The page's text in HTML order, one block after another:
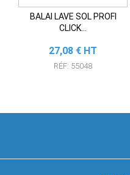
BALAI LAVE SOL PROFI
CLICK...
Prix
27,08 € HT
RÉF: 55048